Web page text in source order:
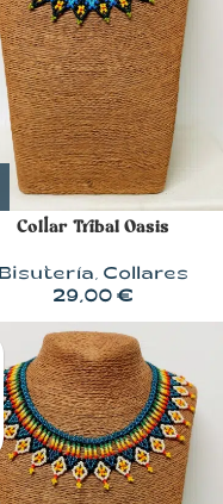
Collar Tribal Oasis
Bisutería, Collares
29,00 €